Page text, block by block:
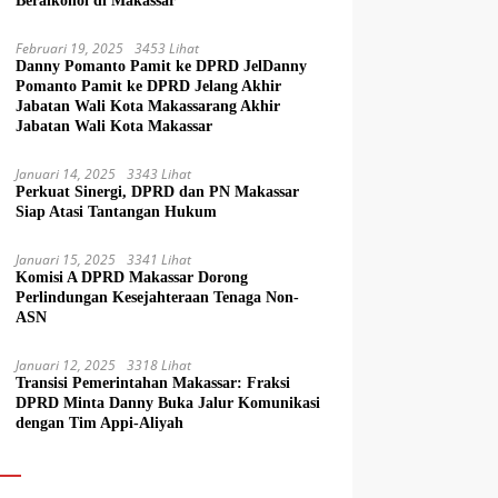
Februari 19, 2025 3453 Lihat
Danny Pomanto Pamit ke DPRD JelDanny
Pomanto Pamit ke DPRD Jelang Akhir
Jabatan Wali Kota Makassarang Akhir
Jabatan Wali Kota Makassar
Januari 14, 2025 3343 Lihat
Perkuat Sinergi, DPRD dan PN Makassar
Siap Atasi Tantangan Hukum
Januari 15, 2025 3341 Lihat
Komisi A DPRD Makassar Dorong
Perlindungan Kesejahteraan Tenaga Non-
ASN
Januari 12, 2025 3318 Lihat
Transisi Pemerintahan Makassar: Fraksi
DPRD Minta Danny Buka Jalur Komunikasi
dengan Tim Appi-Aliyah